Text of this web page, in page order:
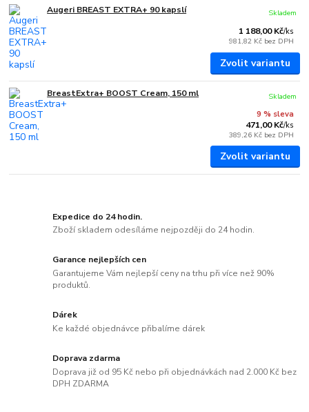
Augeri BREAST EXTRA+ 90 kapslí
1 188,00 Kč/ks
981,82 Kč bez DPH
Skladem
Zvolit variantu
BreastExtra+ BOOST Cream, 150 ml
9 % sleva
471,00 Kč/ks
389,26 Kč bez DPH
Skladem
Zvolit variantu
Expedice do 24 hodin.
Zboží skladem odesíláme nejpozději do 24 hodin.
Garance nejlepších cen
Garantujeme Vám nejlepší ceny na trhu při více než 90%
produktů.
Dárek
Ke každé objednávce přibalíme dárek
Doprava zdarma
Doprava již od 95 Kč nebo při objednávkách nad 2.000 Kč bez
DPH ZDARMA